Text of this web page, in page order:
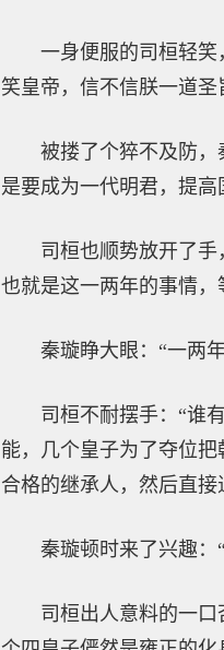
一身便服的司桓轻
笑皇帝，信不信朕一道圣
被搂了个猝不及防，
是要成为一代明君，提
司桓也顺势放开了
也就是这一两年的事情
秦璇睁大眼：“一两
司桓不耐摆手：“谁
能，几个皇子为了夺位
合格的继承人，然后直
秦璇顿时来了兴趣：
司桓出人意料的一